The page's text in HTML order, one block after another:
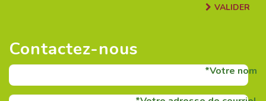
VALIDER
Contactez-nous
Votre nom